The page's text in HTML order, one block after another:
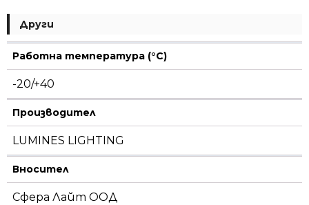
Други
Работна температура (°C)
-20/+40
Производител
LUMINES LIGHTING
Вносител
Сфера Лайт ООД